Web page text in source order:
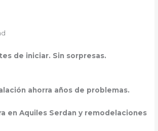
de iniciar. Sin sorpresas.
ahorra años de problemas.
en Aquiles Serdan y remodelaciones